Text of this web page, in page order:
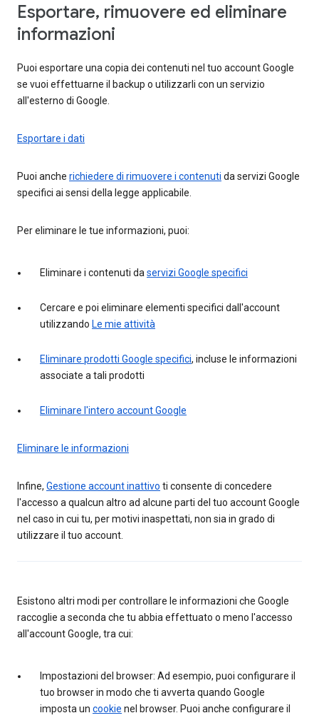
Esportare, rimuovere ed eliminare
informazioni
Puoi esportare una copia dei contenuti nel tuo account Google
se vuoi effettuarne il backup o utilizzarli con un servizio
all'esterno di Google.
Esportare i dati
Puoi anche richiedere di rimuovere i contenuti da servizi Google
specifici ai sensi della legge applicabile.
Per eliminare le tue informazioni, puoi:
Eliminare i contenuti da servizi Google specifici
Cercare e poi eliminare elementi specifici dall'account
utilizzando Le mie attività
Eliminare prodotti Google specifici, incluse le informazioni
associate a tali prodotti
Eliminare l'intero account Google
Eliminare le informazioni
Infine, Gestione account inattivo ti consente di concedere
l'accesso a qualcun altro ad alcune parti del tuo account Google
nel caso in cui tu, per motivi inaspettati, non sia in grado di
utilizzare il tuo account.
Esistono altri modi per controllare le informazioni che Google
raccoglie a seconda che tu abbia effettuato o meno l'accesso
all'account Google, tra cui:
Impostazioni del browser: Ad esempio, puoi configurare il
tuo browser in modo che ti avverta quando Google
imposta un cookie nel browser. Puoi anche configurare il